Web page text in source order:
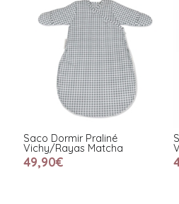
Saco Dormir Praliné
Vichy/Rayas Matcha
49,90€